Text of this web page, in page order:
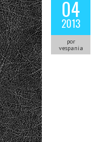
04
2013
por
vespania